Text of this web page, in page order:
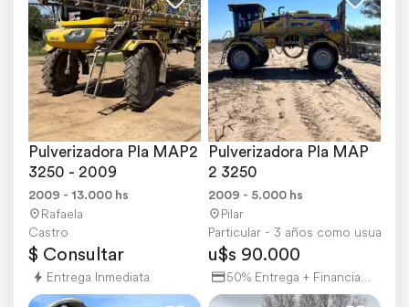
Pulverizadora Pla MAP2
3250 - 2009
2009 - 13.000 hs
Rafaela
Castro
$ Consultar
Entrega Inmediata
Pulverizadora Pla MAP
2 3250
2009 - 5.000 hs
Pilar
Particular - 3 años como usuario
u$s 90.000
50% Entrega + Financiación